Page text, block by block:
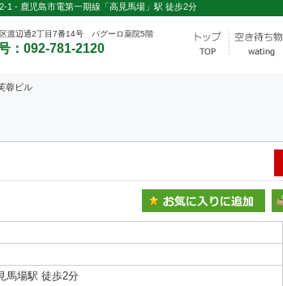
1 - 鹿児島市電第一期線「高見馬場」駅 徒歩2分
渡辺通2丁目7番14号 パグーロ薬院5階
：092-781-2120
蓉ビル
馬場駅 徒歩2分